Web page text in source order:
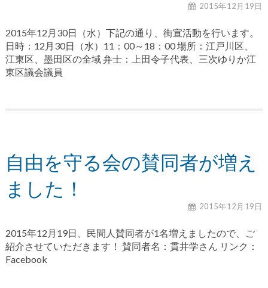
2015年12月19日
2015年12月30日（水）下記の通り、街宣活動を行います。
日時：12月30日（水）11：00～18：00 場所：江戸川区、
江東区、墨田区の全域 弁士：上田令子代表、三次ゆりか江
東区議会議員
自由を守る会の賛同者が増え
ました！
2015年12月19日
2015年12月19日、民間人賛同者が1名増えましたので、ご
紹介させていただきます！ 賛同者名：貫井学さん リンク：
Facebook